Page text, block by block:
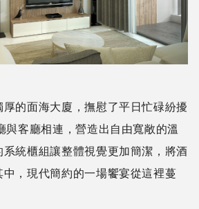
的面海大廈，撫慰了平日忙碌紛擾
與客廳相連，營造出自由寬敞的溫
統櫃組讓整體視覺更加簡潔，將酒
，現代簡約的一場饗宴從這裡蔓